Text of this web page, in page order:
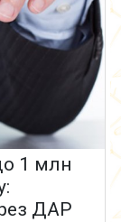
1 млн
ДАР